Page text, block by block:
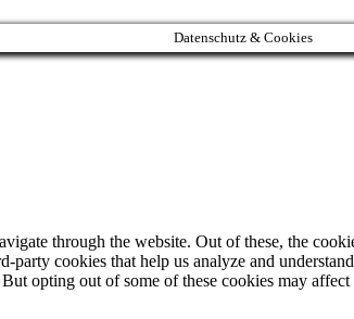
Datenschutz & Cookies
through the website. Out of these, the
cookies that help us analyze and
opting out of some of these cookies may